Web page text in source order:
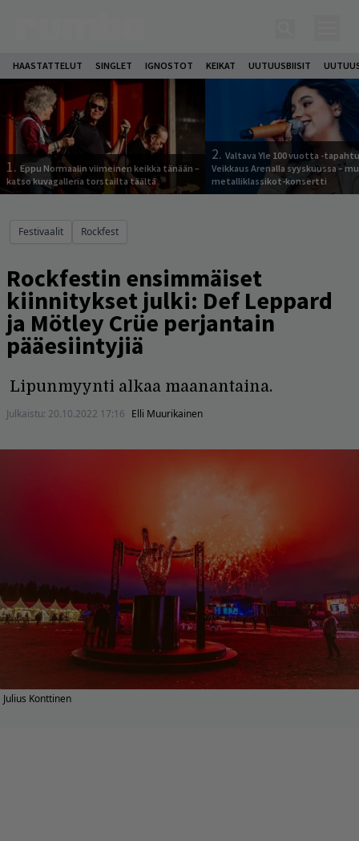
HAASTATTELUT SINGLET IGNOSTOT KEIKAT UUTUUSBIISIT
1. Eppu Normaalin viimeinen keikka tänään –
katso kuvagalleria torstailta täältä
2. Valtava Yle 100 vuotta -
Veikkaus Arenalla syyskuussa –
metalliklassikot-konsertti
Festivaalit Rockfest
Rockfestin ensimmäiset
kiinnitykset julki: Def Leppard
ja Mötley Crüe perjantain
pääesiintyjiä
Lipunmyynti alkaa maanantaina.
Julkaistu: 20.10.2022 17:16 Elli Muurikainen
Julius Konttinen